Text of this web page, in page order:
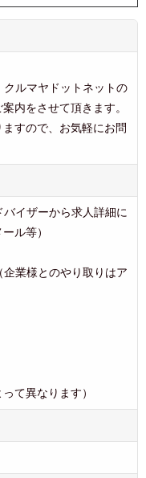
クルマヤドットネットの
内をさせて頂きます。
すので、お気軽にお問
イザーから求人詳細に
ル等）
業様とのやり取りはア
て異なります）